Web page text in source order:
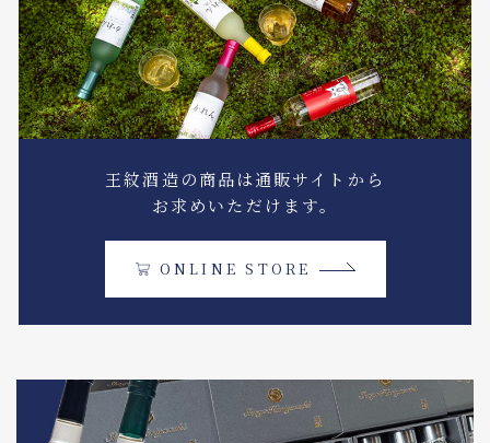
王紋酒造の商品は通販サイトから
お求めいただけます。
ONLINE STORE